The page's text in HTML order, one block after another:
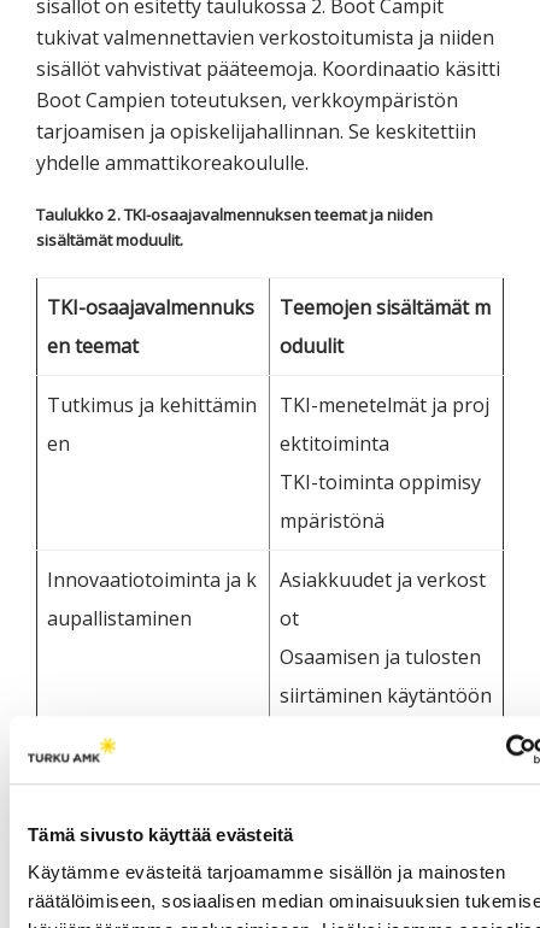
Tämä sivusto käyttää evästeitä
Käytämme evästeitä tarjoamamme sisällön ja mainosten
räätälöimiseen, sosiaalisen median ominaisuuksien
sisällöt on esitetty taulukossa 2. Boot Campit
tukivat valmennettavien verkostoitumista ja niiden
sisällöt vahvistivat pääteemoja. Koordinaatio käsitti
Boot Campien toteutuksen, verkkoympäristön
tarjoamisen ja opiskelijahallinnan. Se keskitettiin
yhdelle ammattikoreakoululle.
Taulukko 2. TKI-osaajavalmennuksen teemat ja niiden
sisältämät moduulit.
TKI-osaajavalmennuks
en teemat
Teemojen sisältämät m
oduulit
Tutkimus ja kehittämin
en
TKI-menetelmät ja proj
ektitoiminta
TKI-toiminta oppimisy
mpäristönä
Innovaatiotoiminta ja k
aupallistaminen
Asiakkuudet ja verkost
ot
Osaamisen ja tulosten
siirtäminen käytäntöön
Keittämistyö vaikuttavuuden,
tuloksellisuuden ja tehokkuuden
näkökulmista